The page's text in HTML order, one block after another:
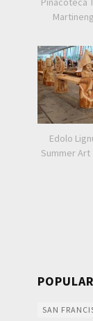
Edolo
Summer Art
SAN